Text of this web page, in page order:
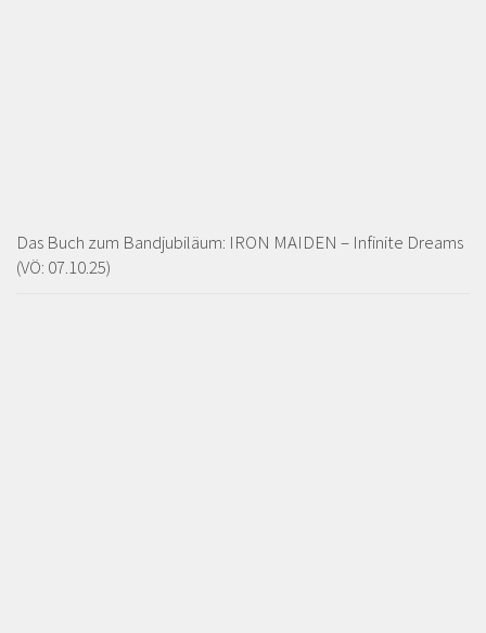
Das Buch zum Bandjubiläum: IRON MAIDEN – Infinite Dreams
(VÖ: 07.10.25)